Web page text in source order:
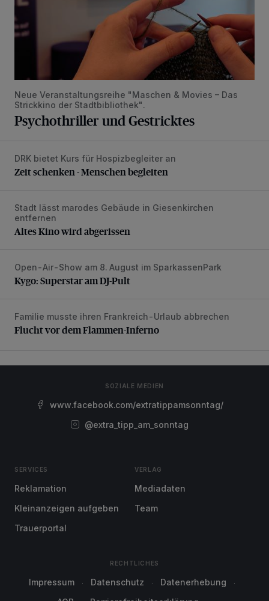
Neue Veranstaltungsreihe "Maschen & Movies – Das
Strickkino der Stadtbibliothek".
Psychothriller und Gestricktes
Zeit schenken - Menschen begleiten
DRK bietet Kurs für Hospizbegleiter an
Zeit schenken - Menschen begleiten
Altes Kino wird abgerissen
Stadt lässt marodes Gebäude in Giesenkirchen
entfernen
Altes Kino wird abgerissen
Kygo: Superstar am DJ-Pult
Open-Air-Show am 8. August im SparkassenPark
Kygo: Superstar am DJ-Pult
Flucht vor dem Flammen-Inferno
Familie musste ihren Frankreich-Urlaub abbrechen
Flucht vor dem Flammen-Inferno
SOZIALE MEDIEN
www.facebook.com/extratippamsonntag/
@extra_tipp_am_sonntag
SERVICES
Reklamation
Kleinanzeigen aufgeben
Trauerportal
VERLAG
Mediadaten
Team
RECHTLICHES
Impressum Datenschutz
Datenerhebung